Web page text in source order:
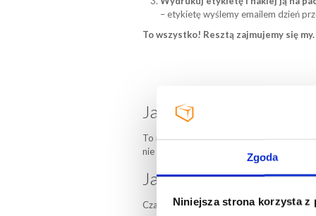
Zgoda
Niniejsza strona korzysta z
– etykietę wyślemy emailem dzień
To wszystko! Resztą zajmujemy się my.
Jak wygląda odprawa
To my przygotowujemy wszystkie
nie musisz ich wypełniać ręcznie ani
Jak długo trwa
Czas dostawy zależy od wybranego